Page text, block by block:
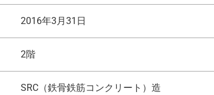
2016年3月31日
2階
SRC（鉄骨鉄筋コンクリート）造